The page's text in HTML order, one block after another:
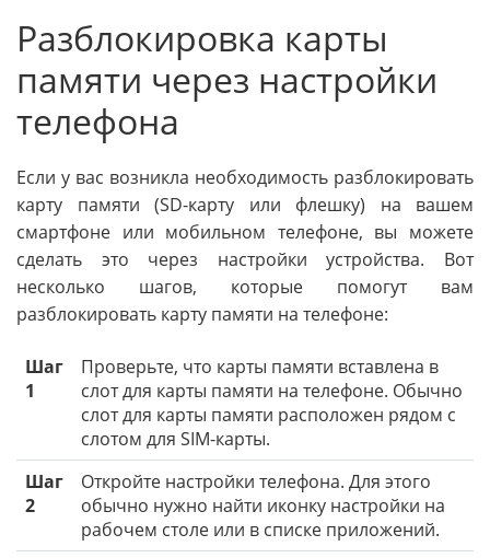
Разблокировка карты
памяти через настройки
телефона
Если у вас возникла необходимость разблокировать
карту памяти (SD-карту или флешку) на вашем
смартфоне или мобильном телефоне, вы можете
сделать это через настройки устройства. Вот
несколько шагов, которые помогут вам
разблокировать карту памяти на телефоне:
Шаг
1
Проверьте, что карты памяти вставлена в
слот для карты памяти на телефоне. Обычно
слот для карты памяти расположен рядом с
слотом для SIM-карты.
Шаг
2
Откройте настройки телефона. Для этого
обычно нужно найти иконку настройки на
рабочем столе или в списке приложений.